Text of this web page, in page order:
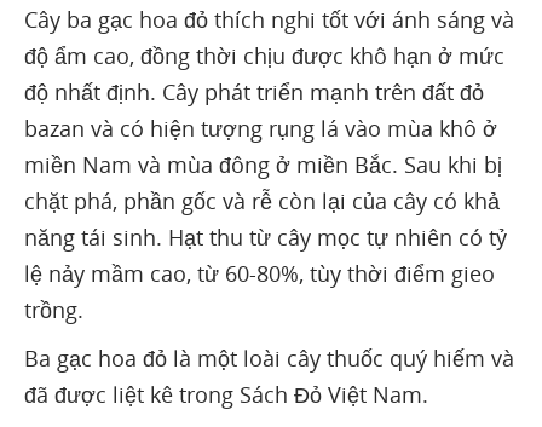
Cây ba gạc hoa đỏ thích nghi tốt với ánh sáng và
độ ẩm cao, đồng thời chịu được khô hạn ở mức
độ nhất định. Cây phát triển mạnh trên đất đỏ
bazan và có hiện tượng rụng lá vào mùa khô ở
miền Nam và mùa đông ở miền Bắc. Sau khi bị
chặt phá, phần gốc và rễ còn lại của cây có khả
năng tái sinh. Hạt thu từ cây mọc tự nhiên có tỷ
lệ nảy mầm cao, từ 60-80%, tùy thời điểm gieo
trồng.
Ba gạc hoa đỏ là một loài cây thuốc quý hiếm và
đã được liệt kê trong Sách Đỏ Việt Nam.